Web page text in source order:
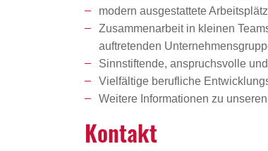
modern ausgestattete
Zusammenarbeit in kleinen
auftretenden
Sinnstiftende, anspruchsvolle
Vielfältige berufliche
Weitere Informationen zu
Kontakt